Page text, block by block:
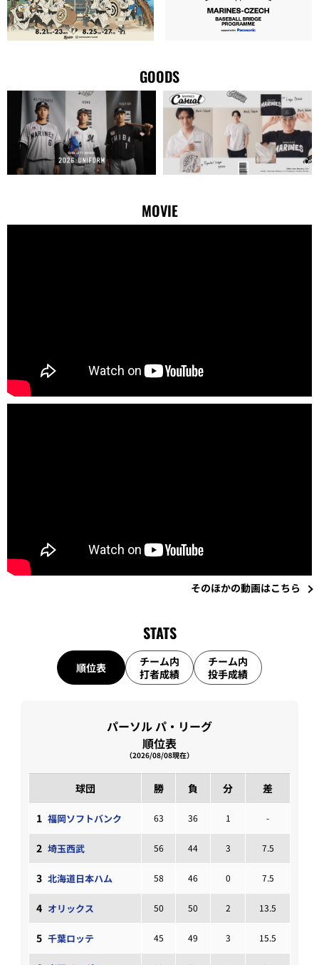
GOODS
MOVIE
そのほかの動画はこちら
STATS
順位表
チーム内
打者成績
チーム内
投手成績
パーソル パ・リーグ
順位表
（2026/08/08現在）
球団 勝 負 分 差
1 福岡ソフトバンク 63 36 1 -
2 埼玉西武 56 44 3 7.5
3 北海道日本ハム 58 46 0 7.5
4 オリックス 50 50 2 13.5
5 千葉ロッテ 45 49 3 15.5